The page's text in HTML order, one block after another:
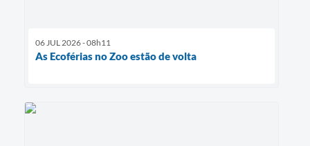
06 JUL 2026 - 08h11
As Ecoférias no Zoo estão de volta